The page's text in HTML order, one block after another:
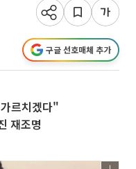
구글 선호매체 추가
르치겠다"
재조명